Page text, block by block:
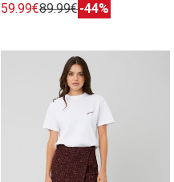
59.99€89.99€-44%